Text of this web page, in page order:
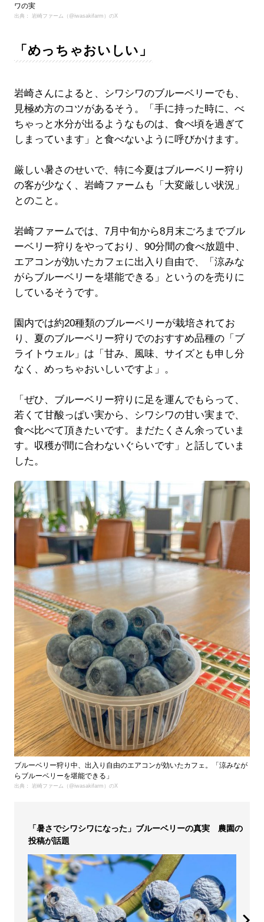
ワの実
出典： 岩崎ファーム（@iwasakifarm）のX
「めっちゃおいしい」
岩崎さんによると、シワシワのブルーベリーでも、
見極め方のコツがあるそう。「手に持った時に、べ
ちゃっと水分が出るようなものは、食べ頃を過ぎて
しまっています」と食べないように呼びかけます。
厳しい暑さのせいで、特に今夏はブルーベリー狩り
の客が少なく、岩崎ファームも「大変厳しい状況」
とのこと。
岩崎ファームでは、7月中旬から8月末ごろまでブル
ーベリー狩りをやっており、90分間の食べ放題中、
エアコンが効いたカフェに出入り自由で、「涼みな
がらブルーベリーを堪能できる」というのを売りに
しているそうです。
園内では約20種類のブルーベリーが栽培されてお
り、夏のブルーベリー狩りでのおすすめ品種の「ブ
ライトウェル」は「甘み、風味、サイズとも申し分
なく、めっちゃおいしいですよ」。
「ぜひ、ブルーベリー狩りに足を運んでもらって、
若くて甘酸っぱい実から、シワシワの甘い実まで、
食べ比べて頂きたいです。まだたくさん余っていま
す。収穫が間に合わないぐらいです」と話していま
した。
ブルーベリー狩り中、出入り自由のエアコンが効いたカフェ。「涼みなが
らブルーベリーを堪能できる」
出典： 岩崎ファーム（@iwasakifarm）のX
「暑さでシワシワになった」ブルーベリーの真実 農園の
投稿が話題